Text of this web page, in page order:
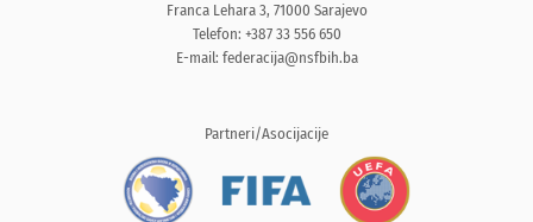
Franca Lehara 3, 71000 Sarajevo
Telefon: +387 33 556 650
E-mail: federacija@nsfbih.ba
Partneri/Asocijacije